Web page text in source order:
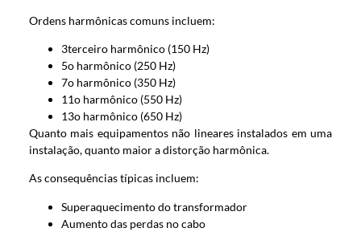
Ordens harmônicas comuns incluem:
3terceiro harmônico (150 Hz)
5o harmônico (250 Hz)
7o harmônico (350 Hz)
11o harmônico (550 Hz)
13o harmônico (650 Hz)
Quanto mais equipamentos não lineares instalados em uma
instalação, quanto maior a distorção harmônica.
As consequências típicas incluem:
Superaquecimento do transformador
Aumento das perdas no cabo